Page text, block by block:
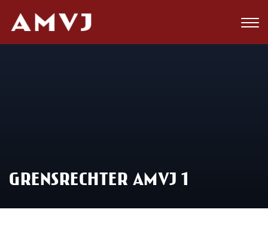
Jeugd
Toekomst
GRENSRECHTER AMVJ 1